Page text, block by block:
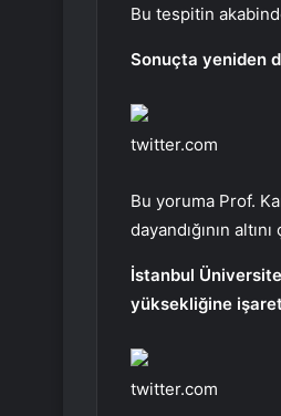
Bu tespitin
Sonuçta yeniden
twitter.com
Bu yoruma Prof.
dayandığının
İstanbul
yüksekliğine
twitter.com